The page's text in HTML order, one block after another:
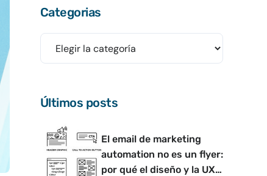
Categorias
Últimos posts
El email de marketing
automation no es un flyer:
por qué el diseño y la UX